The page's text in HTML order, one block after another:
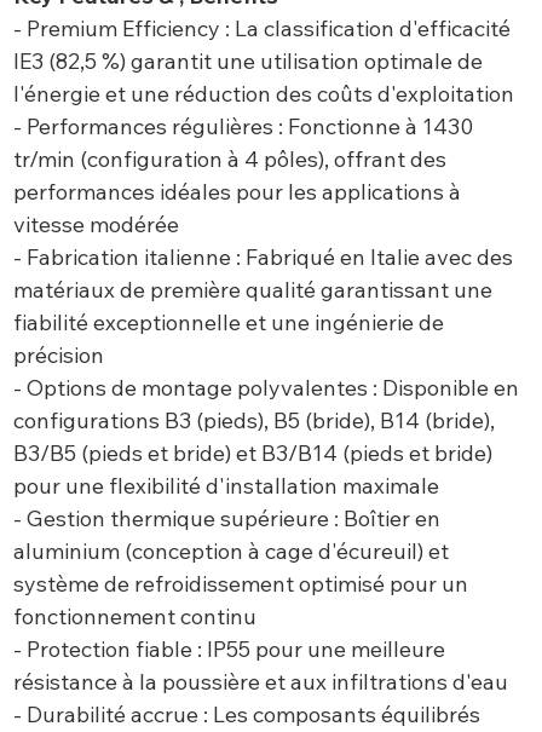
- Premium Efficiency : La classification d'efficacité
IE3 (82,5 %) garantit une utilisation optimale de
l'énergie et une réduction des coûts d'exploitation
- Performances régulières : Fonctionne à 1430
tr/min (configuration à 4 pôles), offrant des
performances idéales pour les applications à
vitesse modérée
- Fabrication italienne : Fabriqué en Italie avec des
matériaux de première qualité garantissant une
fiabilité exceptionnelle et une ingénierie de
précision
- Options de montage polyvalentes : Disponible en
configurations B3 (pieds), B5 (bride), B14 (bride),
B3/B5 (pieds et bride) et B3/B14 (pieds et bride)
pour une flexibilité d'installation maximale
- Gestion thermique supérieure : Boîtier en
aluminium (conception à cage d'écureuil) et
système de refroidissement optimisé pour un
fonctionnement continu
- Protection fiable : IP55 pour une meilleure
résistance à la poussière et aux infiltrations d'eau
- Durabilité accrue : Les composants équilibrés